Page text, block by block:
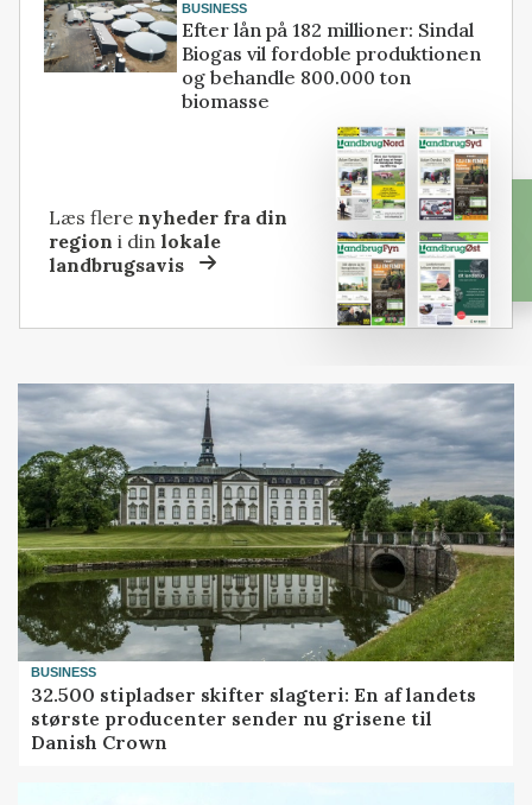
BUSINESS
Efter lån på 182 millioner: Sindal
Biogas vil fordoble produktionen
og behandle 800.000 ton
biomasse
Læs flere nyheder fra din
region i dinlokale
landbrugsavis
BUSINESS
32.500 stipladser skifter slagteri: En af landets
største producenter sender nu grisene til
Danish Crown